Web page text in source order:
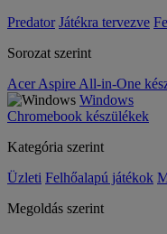
Predator Játékra tervezve
Sorozat szerint
Acer Aspire All-in-One
Windows
Chromebook készülékek
Kategória szerint
Üzleti Felhőalapú játékok
Megoldás szerint